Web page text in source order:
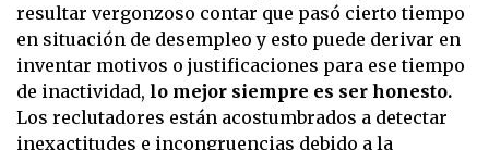
resultar vergonzoso contar que pasó cierto tiempo
en situación de desempleo y esto puede derivar en
inventar motivos o justificaciones para ese tiempo
de inactividad, lo mejor siempre es ser honesto.
Los reclutadores están acostumbrados a detectar
inexactitudes e incongruencias debido a la